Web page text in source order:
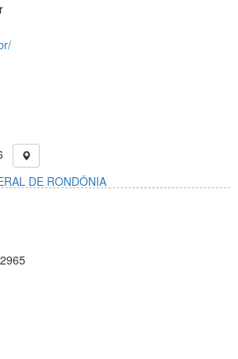
DE RONDÔNIA